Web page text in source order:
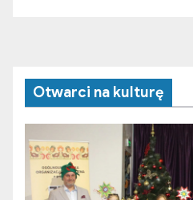
Otwarci na kulturę